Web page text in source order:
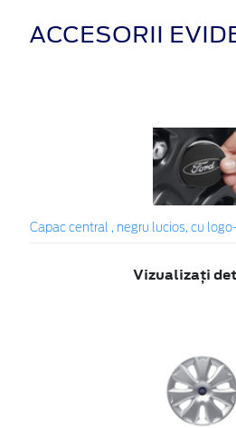
ACCESORII
Capac central , negru lucios, cu
Vizualizați